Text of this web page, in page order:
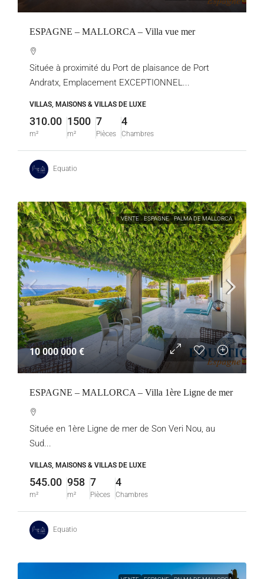
ESPAGNE – MALLORCA – Villa vue mer
Située à proximité du Port de plaisance de Port
Andratx, Emplacement EXCEPTIONNEL...
VILLAS, MAISONS & VILLAS DE LUXE
310.00
m²
1500
m²
7
Pièces
4
Chambres
Equatio
VENTE ESPAGNE PALMA DE MALLORCA
10 000 000 €
ESPAGNE – MALLORCA – Villa 1ère Ligne de mer
Située en 1ère Ligne de mer de Son Veri Nou, au
Sud...
VILLAS, MAISONS & VILLAS DE LUXE
545.00
m²
958
m²
7
Pièces
4
Chambres
Equatio